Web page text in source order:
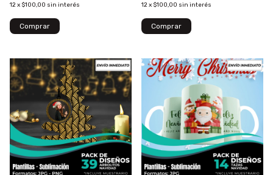
12x $100,00 sin interés 12x $100,00 sin interés